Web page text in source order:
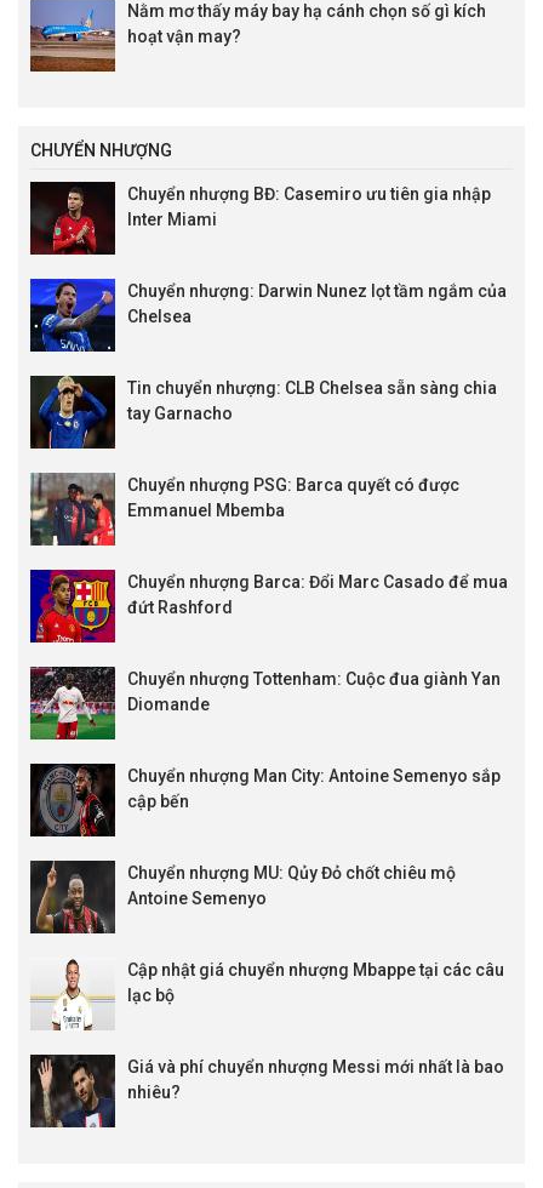
Nằm mơ thấy máy bay hạ cánh chọn số gì kích
hoạt vận may?
CHUYỂN NHƯỢNG
Chuyển nhượng BĐ: Casemiro ưu tiên gia nhập
Inter Miami
Chuyển nhượng: Darwin Nunez lọt tầm ngắm của
Chelsea
Tin chuyển nhượng: CLB Chelsea sẵn sàng chia
tay Garnacho
Chuyển nhượng PSG: Barca quyết có được
Emmanuel Mbemba
Chuyển nhượng Barca: Đổi Marc Casado để mua
đứt Rashford
Chuyển nhượng Tottenham: Cuộc đua giành Yan
Diomande
Chuyển nhượng Man City: Antoine Semenyo sắp
cập bến
Chuyển nhượng MU: Qủy Đỏ chốt chiêu mộ
Antoine Semenyo
Cập nhật giá chuyển nhượng Mbappe tại các câu
lạc bộ
Giá và phí chuyển nhượng Messi mới nhất là bao
nhiêu?